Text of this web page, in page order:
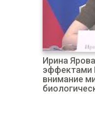
Ирина
эффектами
внимание